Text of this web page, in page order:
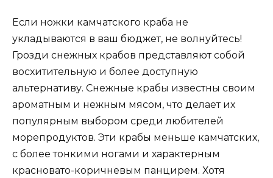
Если ножки камчатского краба не
укладываются в ваш бюджет, не волнуйтесь!
Грозди снежных крабов представляют собой
восхитительную и более доступную
альтернативу. Снежные крабы известны своим
ароматным и нежным мясом, что делает их
популярным выбором среди любителей
морепродуктов. Эти крабы меньше камчатских,
с более тонкими ногами и характерным
красновато-коричневым панцирем. Хотя